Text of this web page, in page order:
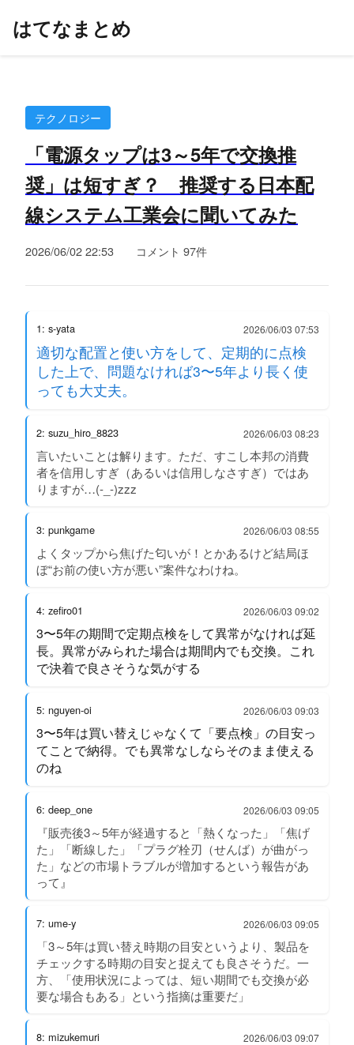
はてなまとめ
テクノロジー
「電源タップは3～5年で交換推
奨」は短すぎ？ 推奨する日本配
線システム工業会に聞いてみた
2026/06/02 22:53 コメント 97件
1: s-yata 2026/06/03 07:53
適切な配置と使い方をして、定期的に点検
した上で、問題なければ3〜5年より長く使
っても大丈夫。
2: suzu_hiro_8823 2026/06/03 08:23
言いたいことは解ります。ただ、すこし本邦の消費
者を信用しすぎ（あるいは信用しなさすぎ）ではあ
りますが…(-_-)zzz
3: punkgame 2026/06/03 08:55
よくタップから焦げた匂いが！とかあるけど結局ほ
ぼ“お前の使い方が悪い”案件なわけね。
4: zefiro01 2026/06/03 09:02
3〜5年の期間で定期点検をして異常がなければ延
長。異常がみられた場合は期間内でも交換。これ
で決着で良さそうな気がする
5: nguyen-oi 2026/06/03 09:03
3〜5年は買い替えじゃなくて「要点検」の目安っ
てことで納得。でも異常なしならそのまま使える
のね
6: deep_one 2026/06/03 09:05
『販売後3～5年が経過すると「熱くなった」「焦げ
た」「断線した」「プラグ栓刃（せんば）が曲がっ
た」などの市場トラブルが増加するという報告があ
って』
7: ume-y 2026/06/03 09:05
「3～5年は買い替え時期の目安というより、製品を
チェックする時期の目安と捉えても良さそうだ。一
方、「使用状況によっては、短い期間でも交換が必
要な場合もある」という指摘は重要だ」
8: mizukemuri 2026/06/03 09:07